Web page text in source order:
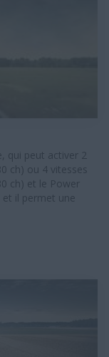
qui peut activer 2
ch) ou 4 vitesses
ch) et le Power
il permet une